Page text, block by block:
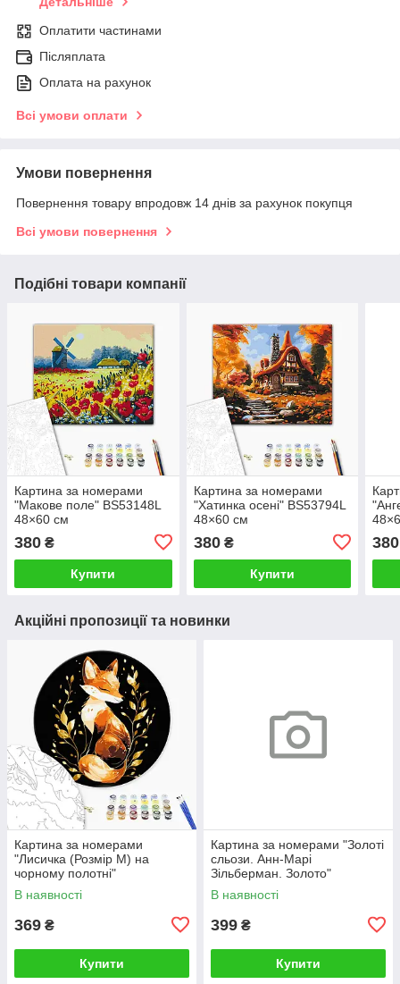
Оплатити частинами
Післяплата
Оплата на рахунок
Всі умови оплати
Умови повернення
Повернення товару впродовж 14 днів за рахунок покупця
Всі умови повернення
Подібні товари компанії
Картина за номерами
"Макове поле" BS53148L
48×60 см
380 ₴
Купити
Картина за номерами
"Хатинка осені" BS53794L
48×60 см
380₴
Купити
380
Акційні пропозиції та новинки
Картина за номерами
"Лисичка (Розмір М) на
чорному полотні"
RCB00126М 30
В наявності
369 ₴
Купити
Картина за номерами "Золоті
сльози. Анн-Марі
Зільберман. Золото"
BS52812L 48×60 см
В наявності
399 ₴
Купити